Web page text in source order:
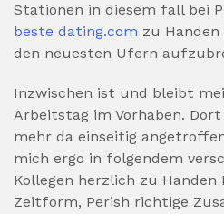
Stationen in diesem fall bei
beste dating.com zu
den neuesten Ufern
Inzwischen ist und bleibt
Arbeitstag im Vorhaben.
mehr da einseitig
mich ergo in folgendem
Kollegen herzlich zu Handen
Zeitform, Perish richtige